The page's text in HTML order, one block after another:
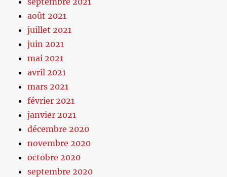
août 2021
juillet 2021
juin 2021
mai 2021
avril 2021
mars 2021
février 2021
janvier 2021
décembre 2020
novembre 2020
octobre 2020
septembre 2020